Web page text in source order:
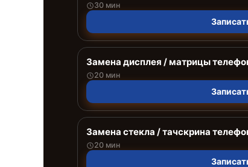
30 мин
Замена дисплея / матрицы
20 мин
Замена стекла / тачскрина
20 мин